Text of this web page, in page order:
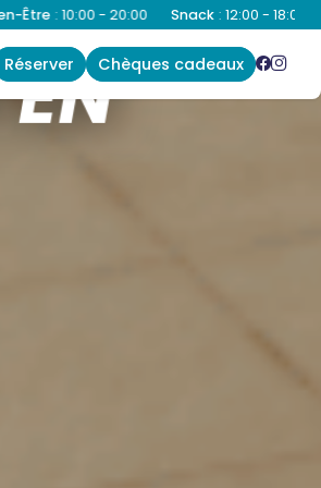
12:00 - 18:00 | Bassin Ludique :10:00 - 20:00
réserver chèques cadeaux